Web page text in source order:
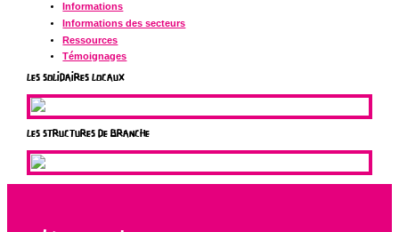
Informations
Informations des secteurs
Ressources
Témoignages
LES SOLIDAIRES LOCAUX
LES STRUCTURES DE BRANCHE